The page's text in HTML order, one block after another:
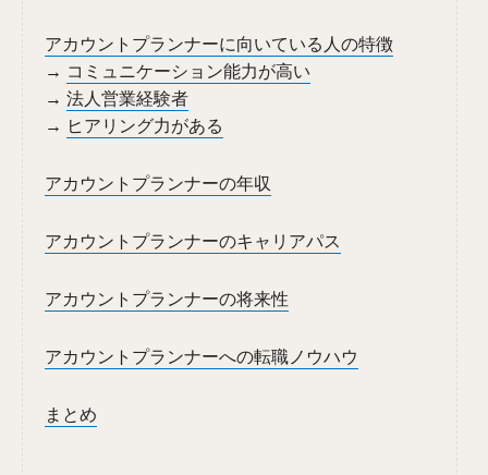
アカウントプランナーに向いている人の特徴
→ コミュニケーション能力が高い
→法人営業経験者
→ ヒアリング力がある
アカウントプランナーの年収
アカウントプランナーのキャリアパス
アカウントプランナーの将来性
アカウントプランナーへの転職ノウハウ
まとめ